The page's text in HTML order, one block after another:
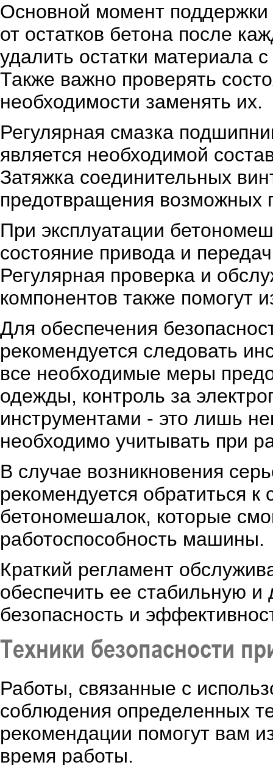
Основной момент поддержки
от остатков бетона после
удалить остатки
Также важно проверять
необходимости заменять их.
Регулярная смазка
является необходимой
Затяжка соединительных
предотвращения возможных
При эксплуатации
состояние привода и
Регулярная проверка и
компонентов также помогут
Для обеспечения
рекомендуется следовать
все необходимые меры
одежды, контроль за
инструментами - это лишь
необходимо учитывать при
В случае возникновения
рекомендуется обратиться
бетономешалок, которые
работоспособность машины.
Краткий регламент
обеспечить ее стабильную и
безопасность и
Техники безопасности
Работы, связанные с
соблюдения определенных
рекомендации помогут вам
время работы.